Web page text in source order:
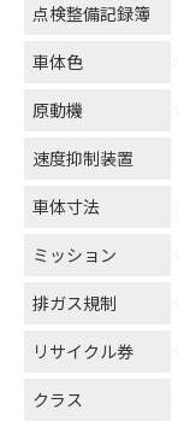
点検整備記録簿
車体色
原動機
速度抑制装置
車体寸法
ミッション
排ガス規制
リサイクル券
クラス